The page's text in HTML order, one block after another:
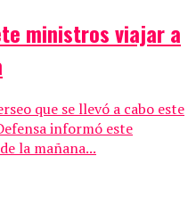
ministros viajar a
que se llevó a cabo este
informó este
la mañana...